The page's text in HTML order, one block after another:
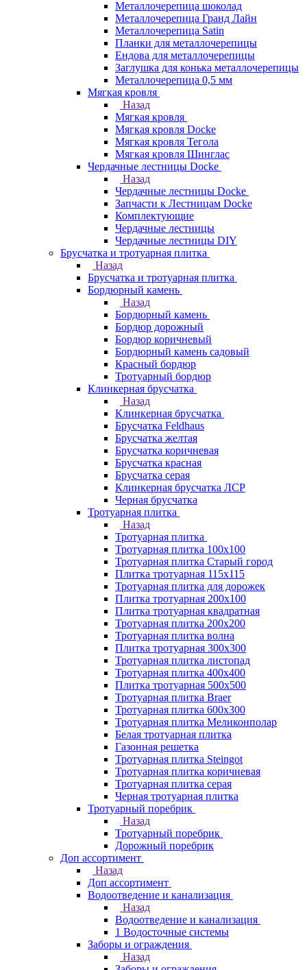
Металлочерепица шоколад
Металлочерепица Гранд Лайн
Металлочерепица Satin
Планки для металлочерепицы
Ендова для металлочерепицы
Заглушка для конька металлочерепицы
Металлочерепица 0,5 мм
Мягкая кровля
Назад
Мягкая кровля
Мягкая кровля Docke
Мягкая кровля Тегола
Мягкая кровля Шинглас
Чердачные лестницы Docke
Назад
Чердачные лестницы Docke
Запчасти к Лестницам Docke
Комплектующие
Чердачные лестницы
Чердачные лестницы DIY
Брусчатка и тротуарная плитка
Назад
Брусчатка и тротуарная плитка
Бордюрный камень
Назад
Бордюрный камень
Бордюр дорожный
Бордюр коричневый
Бордюрный камень садовый
Красный бордюр
Тротуарный бордюр
Клинкерная брусчатка
Назад
Клинкерная брусчатка
Брусчатка Feldhaus
Брусчатка желтая
Брусчатка коричневая
Брусчатка красная
Брусчатка серая
Клинкерная брусчатка ЛСР
Черная брусчатка
Тротуарная плитка
Назад
Тротуарная плитка
Тротуарная плитка 100x100
Тротуарная плитка Старый город
Плитка тротуарная 115x115
Тротуарная плитка для дорожек
Плитка тротуарная 200х100
Плитка тротуарная квадратная
Тротуарная плитка 200х200
Тротуарная плитка волна
Плитка тротуарная 300х300
Тротуарная плитка листопад
Тротуарная плитка 400х400
Плитка тротуарная 500x500
Тротуарная плитка Braer
Тротуарная плитка 600х300
Тротуарная плитка Меликонполар
Белая тротуарная плитка
Газонная решетка
Тротуарная плитка Steingot
Тротуарная плитка коричневая
Тротуарная плитка серая
Черная тротуарная плитка
Тротуарный поребрик
Назад
Тротуарный поребрик
Дорожный поребрик
Доп ассортимент
Назад
Доп ассортимент
Водоотведение и канализация
Назад
Водоотведение и канализация
1 Водосточные системы
Заборы и ограждения
Назад